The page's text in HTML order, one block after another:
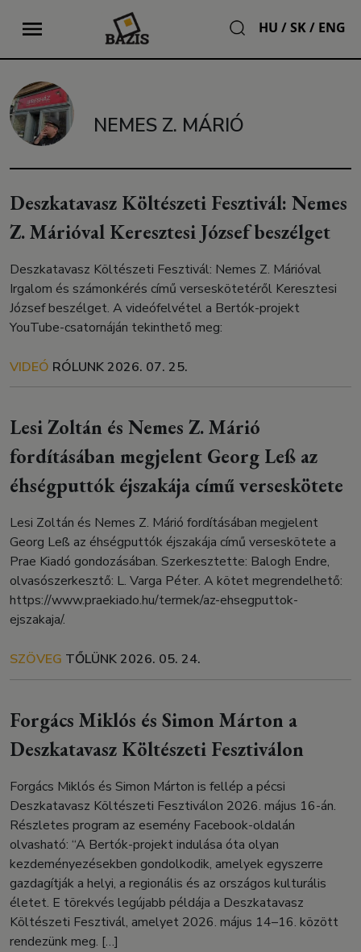
HU /SK/ ENG
NEMES Z. MÁRIÓ
Deszkatavasz Költészeti Fesztivál: Nemes
Z. Márióval Keresztesi József beszélget
Deszkatavasz Költészeti Fesztivál: Nemes Z. Márióval
Irgalom és számonkérés című verseskötetéről Keresztesi
József beszélget. A videófelvétel a Bertók-projekt
YouTube-csatornáján tekinthető meg:
VIDEÓ RÓLUNK2026. 07. 25.
Lesi Zoltán és Nemes Z. Márió
fordításában megjelent Georg Leß az
éhségputtók éjszakája című verseskötete
Lesi Zoltán és Nemes Z. Márió fordításában megjelent
Georg Leß az éhségputtók éjszakája című verseskötete a
Prae Kiadó gondozásában. Szerkesztette: Balogh Endre,
olvasószerkesztő: L. Varga Péter. A kötet megrendelhető:
https://www.praekiado.hu/termek/az-ehsegputtok-
ejszakaja/.
SZÖVEG TŐLÜNK2026. 05. 24.
Forgács Miklós és Simon Márton a
Deszkatavasz Költészeti Fesztiválon
Forgács Miklós és Simon Márton is fellép a pécsi
Deszkatavasz Költészeti Fesztiválon 2026. május 16-án.
Részletes program az esemény Facebook-oldalán
olvasható: “A Bertók-projekt indulása óta olyan
kezdeményezésekben gondolkodik, amelyek egyszerre
gazdagítják a helyi, a regionális és az országos kulturális
életet. E törekvés legújabb példája a Deszkatavasz
Költészeti Fesztivál, amelyet 2026. május 14–16. között
rendezünk meg. […]